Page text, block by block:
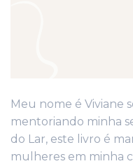
Meu nome é Viviane
mentoriando minha
do Lar, este livro é
mulheres em minha